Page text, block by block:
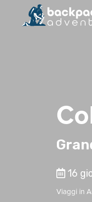
16
Viaggi in